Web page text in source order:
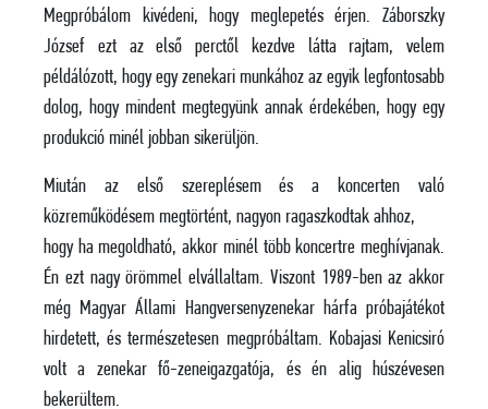
Megpróbálom kivédeni, hogy meglepetés érjen. Záborszky
József ezt az első perctől kezdve látta rajtam, velem
példálózott, hogy egy zenekari munkához az egyik legfontosabb
dolog, hogy mindent megtegyünk annak érdekében, hogy egy
produkció minél jobban sikerüljön.
Miután az első szereplésem és a koncerten való
közreműködésem megtörtént, nagyon ragaszkodtak ahhoz,
hogy ha megoldható, akkor minél több koncertre meghívjanak.
Én ezt nagy örömmel elvállaltam. Viszont 1989-ben az akkor
még Magyar Állami Hangversenyzenekar hárfa próbajátékot
hirdetett, és természetesen megpróbáltam. Kobajasi Kenicsiró
volt a zenekar fő-zeneigazgatója, és én alig húszévesen
bekerültem.